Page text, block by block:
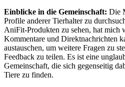
Einblicke in die Gemeinschaft: Die
Profile anderer Tierhalter ​zu
‍AniFit-Produkten zu sehen,​ hat‌
Kommentare und Direktnachrichten‌
austauschen, um weitere⁣ Fragen‍ zu⁣
Feedback zu teilen. ‍Es ist eine
⁢Gemeinschaft, die sich gegenseitig
Tiere ⁢zu finden.